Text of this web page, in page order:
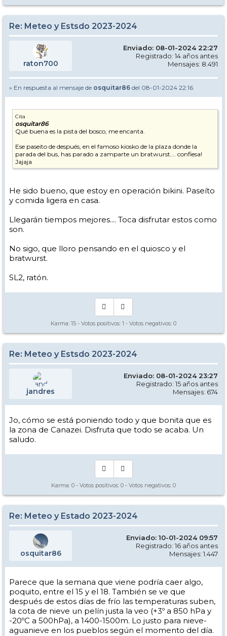
Re: Meteo y Estsdo 2023-2024
raton700
Enviado: 08-01-2024 22:27
Registrado: 14 años antes
Mensajes: 8.491
» En respuesta al mensaje de osquitar86 del 08-01-2024 22:16
Cita
osquitar86
Qué buena es la pista del bosco, me encanta.
Ese paseito de después, en el famoso kiosko de la plaza donde la
parada del bus, has parado a zamparte un bratwurst…. confiesa!
Jajaja
He sido bueno, que estoy en operación bikini. Paseíto
y comida ligera en casa.
Llegarán tiempos mejores.... Toca disfrutar estos como
son.
No sigo, que lloro pensando en el quiosco y el
bratwurst.
SL2, ratón.
Karma: 15 - Votos positivos: 1 - Votos negativos: 0
Re: Meteo y Estsdo 2023-2024
jandres
Enviado: 08-01-2024 23:27
Registrado: 15 años antes
Mensajes: 674
Jo, cómo se está poniendo todo y que bonita que es
la zona de Canazei. Disfruta que todo se acaba. Un
saludo.
Karma: 0 - Votos positivos: 0 - Votos negativos: 0
Re: Meteo y Estado 2023-2024
osquitar86
Enviado: 10-01-2024 09:57
Registrado: 16 años antes
Mensajes: 1.447
Parece que la semana que viene podría caer algo,
poquito, entre el 15 y el 18. También se ve que
después de estos días de frío las temperaturas suben,
la cota de nieve un pelín justa la veo (+3º a 850 hPa y
-20ºC a 500hPa), a 1400-1500m. Lo justo para nieve-
aguanieve en los pueblos según el momento del día.